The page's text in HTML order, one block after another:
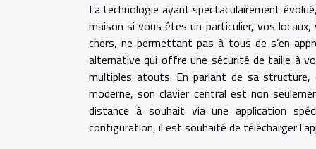
La technologie ayant spectaculairement
maison si vous êtes un particulier, vos
chers, ne permettant pas à tous de s’en
alternative qui offre une sécurité de taille à
multiples atouts. En parlant de sa
moderne, son clavier central est non
distance à souhait via une application
configuration, il est souhaité de télécharger